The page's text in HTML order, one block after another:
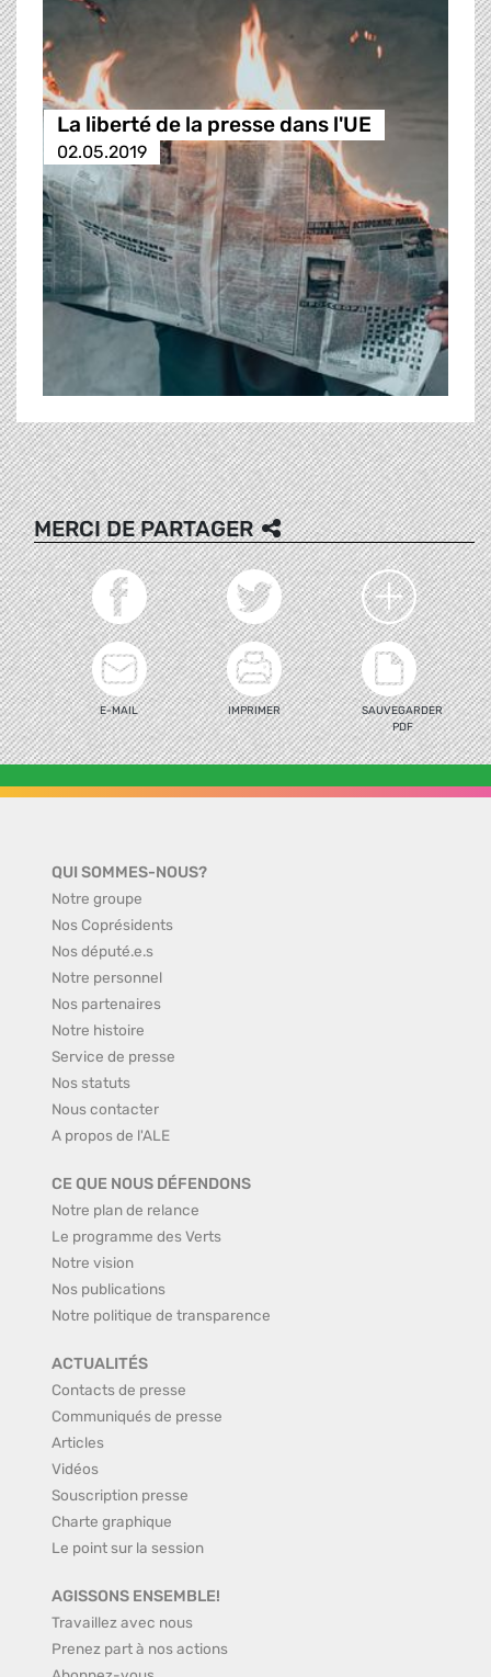
La liberté de la presse dans l'UE
02.05.2019
MERCI DE PARTAGER
E-MAIL IMPRIMER
SAUVEGARDER
PDF
QUI SOMMES-NOUS?
Notre groupe
Nos Coprésidents
Nos député.e.s
Notre personnel
Nos partenaires
Notre histoire
Service de presse
Nos statuts
Nous contacter
A propos de l'ALE
CE QUE NOUS DÉFENDONS
Notre plan de relance
Le programme des Verts
Notre vision
Nos publications
Notre politique de transparence
ACTUALITÉS
Contacts de presse
Communiqués de presse
Articles
Vidéos
Souscription presse
Charte graphique
Le point sur la session
AGISSONS ENSEMBLE!
Travaillez avec nous
Prenez part à nos actions